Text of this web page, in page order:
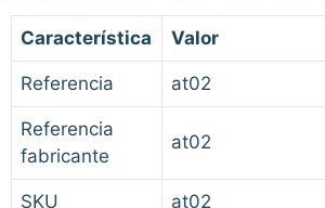
Característica Valor
Referencia at02
Referencia
fabricante
at02
SKU at02